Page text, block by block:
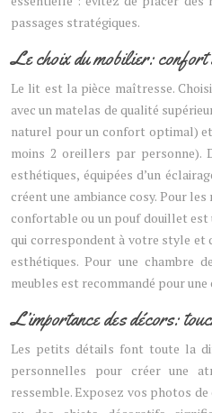
passages stratégiques.
Le choix du mobilier: confort
Le lit est la pièce maîtresse.
avec un matelas de qualité
naturel pour un confort optimal)
moins 2 oreillers par personne).
esthétiques, équipées d’un
créent une ambiance cosy. Pour
confortable ou un pouf douillet est
qui correspondent à votre style et
esthétiques. Pour une chambre
meubles est recommandé pour
L’importance des décors:
Les petits détails font toute la
personnelles pour créer une
ressemble. Exposez vos photos